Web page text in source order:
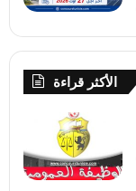
الأكثر قراءة